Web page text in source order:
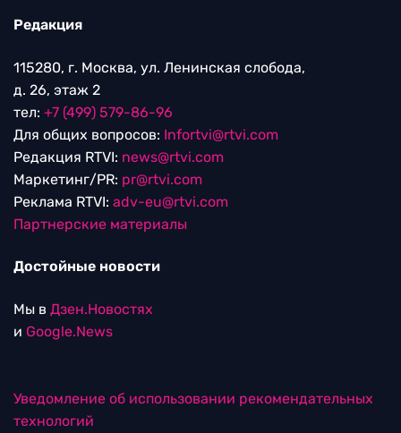
Редакция
115280, г. Москва, ул. Ленинская слобода,
д. 26, этаж 2
тел: +7 (499) 579-86-96
Для общих вопросов: Infortvi@rtvi.com
Редакция RTVI: news@rtvi.com
Маркетинг/PR: pr@rtvi.com
Реклама RTVI: adv-eu@rtvi.com
Партнерские материалы
Достойные новости
Мы в Дзен.Новостях
и Google.News
Уведомление об использовании рекомендательных
технологий